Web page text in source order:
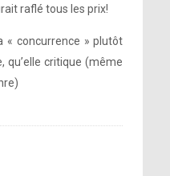
raflé tous les prix!
« concurrence » plutôt
qu’elle critique (même